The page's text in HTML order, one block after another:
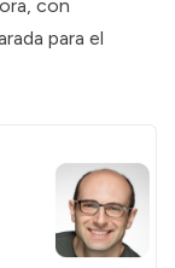
con
para el